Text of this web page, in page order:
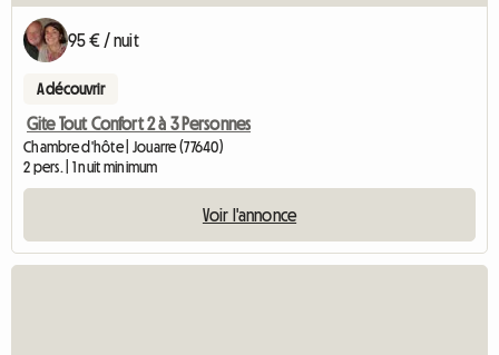
95 € / nuit
A découvrir
Gite Tout Confort 2 à 3 Personnes
Chambre d'hôte | Jouarre (77640)
2 pers. | 1 nuit minimum
Voir l'annonce